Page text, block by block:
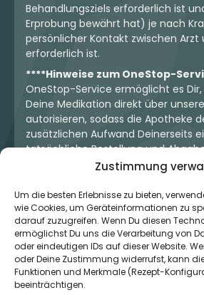
Zustimmung
Um die besten Erlebnisse zu bieten,
wie Cookies, um Geräteinformationen zu
darauf zuzugreifen. Wenn Du diesen
ermöglichst Du uns die Verarbeitung von
oder eindeutigen IDs auf dieser Website.
oder Deine Zustimmung widerrufst, kann
Funktionen und Merkmale (Rezept-
beeinträchtigen.
Behandlungsziels erforderlich ist
Erprobung bewährt hat) je nach
persönlicher Kontakt zwischen Arzt
erforderlich ist.
****Hinweise zum OneStop-
OneStop-Service ermöglicht es
Deine Medikation direkt über
autorisieren, sodass die Apotheke
zusätzlichen Aufwand Deinerseits
tatsächliche Bestellung und
erfolgt jedoch ausschließlich über
Dir und der Apotheke. Unser
kein pharmazeutisches Angebot
lediglich der komfortablen
Nutzung ist freiwillig und hat
ärztliche Therapieentscheidung
verschriebenen Medikation.
unabhängig und unterliegen den